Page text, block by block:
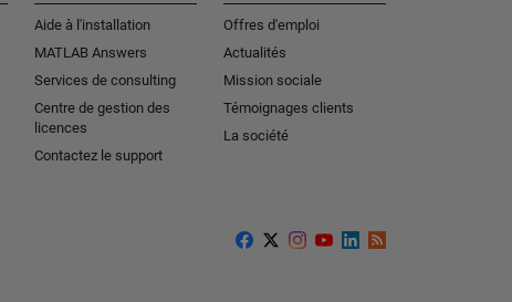
Aide à l'installation
MATLAB Answers
Services de consulting
Centre de gestion des
licences
Contactez le support
Offres d'emploi
Actualités
Mission sociale
Témoignages clients
La société